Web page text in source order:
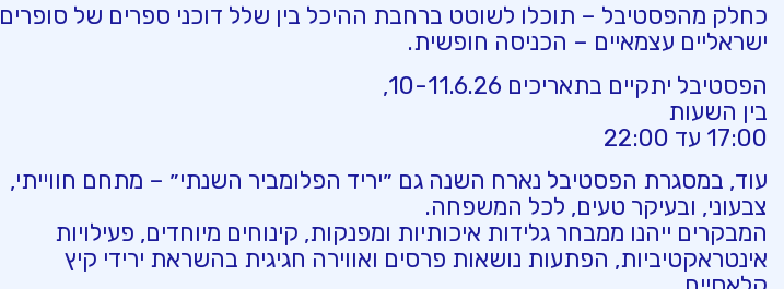
כחלק מהפסטיבל – תוכלו לשוטט ברחבת ההיכל בין שלל דוכני ספרים של סופרים
ישראליים עצמאיים – הכניסה חופשית.
הפסטיבל יתקיים בתאריכים 10-11.6.26,
בין השעות
17:00 עד 22:00
עוד, במסגרת הפסטיבל נארח השנה גם ״יריד הפלומביר השנתי״ – מתחם חווייתי,
צבעוני, ובעיקר טעים, לכל המשפחה.
המבקרים ייהנו ממבחר גלידות איכותיות ומפנקות, קינוחים מיוחדים, פעילויות
אינטראקטיביות, הפתעות נושאות פרסים ואווירה חגיגית בהשראת ירידי קיץ